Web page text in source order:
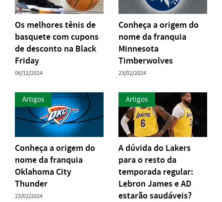
Os melhores tênis de
basquete com cupons
de desconto na Black
Friday
06/12/2024
Conheça a origem do
nome da franquia
Minnesota
Timberwolves
23/02/2024
Artigos
Conheça a origem do
nome da franquia
Oklahoma City
Thunder
23/02/2024
Artigos
A dúvida do Lakers
para o resto da
temporada regular:
Lebron James e AD
estarão saudáveis?